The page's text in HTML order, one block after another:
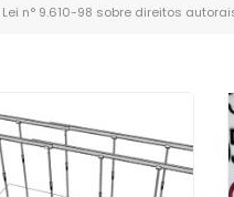
Lei n° 9.610-98 sobre direitos